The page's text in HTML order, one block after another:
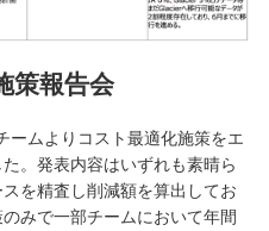
策報告会
ームよりコスト最適化施策をエ
。発表内容はいずれも素晴ら
を精査し削減額を算出してお
みで一部チームにおいて年間